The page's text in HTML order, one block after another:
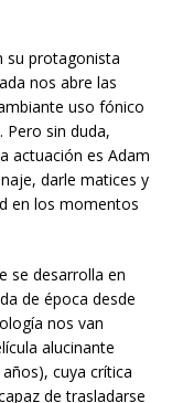
su protagonista
nos abre las
uso fónico
Pero sin duda,
actuación es Adam
darle matices y
en los momentos
se desarrolla en
de época desde
nos van
alucinante
cuya crítica
de trasladarse